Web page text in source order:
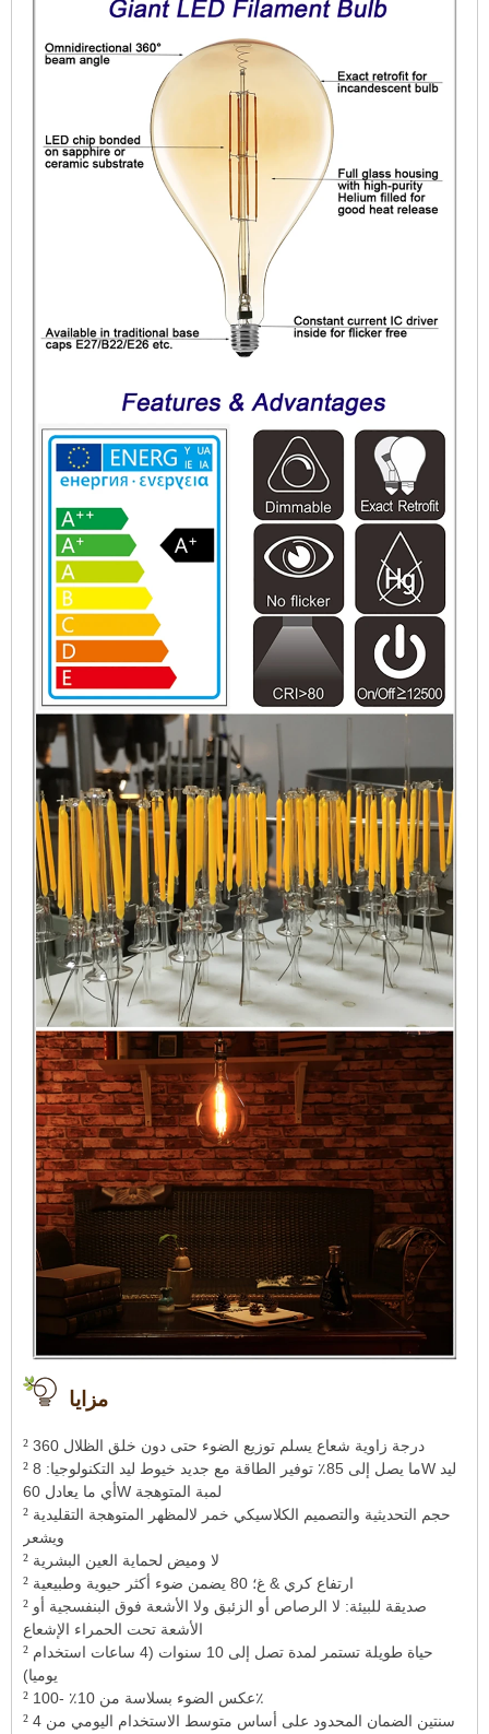
مزايا
²
²
أي ما يعادل 60W لمبة المتوهجة
²
ويشعر
² لا وميض لحماية العين البشرية
² ارتفاع كري & غ؛ 80 يضمن ضوء أكثر حيوية وطبيعية
²
الأشعة تحت الحمراء الإشعاع
²
يوميا)
² عكس الضوء بسلاسة من 10٪ -100٪
²